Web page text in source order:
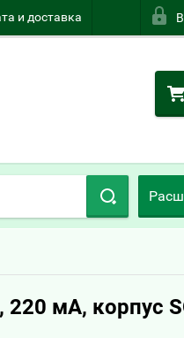
и доставка
220 мА, корпус